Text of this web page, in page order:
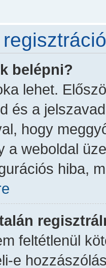
belépni?
lehet.
és a
hogy
a weboldal
hiba,
feltétlenül
e